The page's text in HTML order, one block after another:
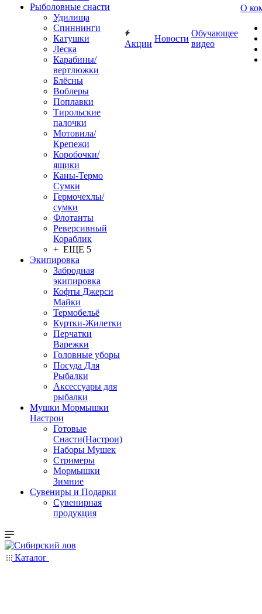
Рыболовные снасти
Удилища
Спиннинги
Катушки
Леска
Карабины/
вертлюжки
Блёсны
Воблеры
Поплавки
Тирольские
палочки
Мотовила/
Крепежи
Коробочки/
ящики
Каны-Термо
Сумки
Гермочехлы/
сумки
Флотанты
Реверсивный
Кораблик
+ ЕЩЕ 5
Экипировка
Забродная
экипировка
Кофты Джерси
Майки
Термобельё
Куртки-Жилетки
Перчатки
Варежки
Головные уборы
Посуда Для
Рыбалки
Аксессуары для
рыбалки
Мушки Мормышки
Настрои
Готовые
Снасти(Настрои)
Наборы Мушек
Стримеры
Мормышки
Зимние
Сувениры и Подарки
Сувенирная
продукция
Акции
Новости
Обучающее
видео
О
Каталог